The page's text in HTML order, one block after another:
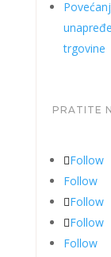
trgovine
PRATITE
Follow
Follow
Follow
Follow
Follow